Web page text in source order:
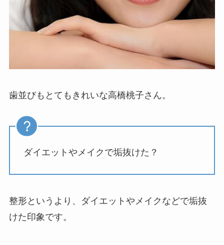
歯並びもとてもきれいな高橋桃子さん。
ダイエットやメイクで垢抜けた？
整形というより、ダイエットやメイクなどで垢抜
けた印象です。